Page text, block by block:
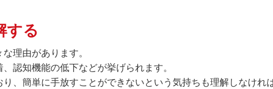
する
理由があります。
認知機能の低下などが挙げられます。
、簡単に手放すことができないという気持ちも理解しなけれ